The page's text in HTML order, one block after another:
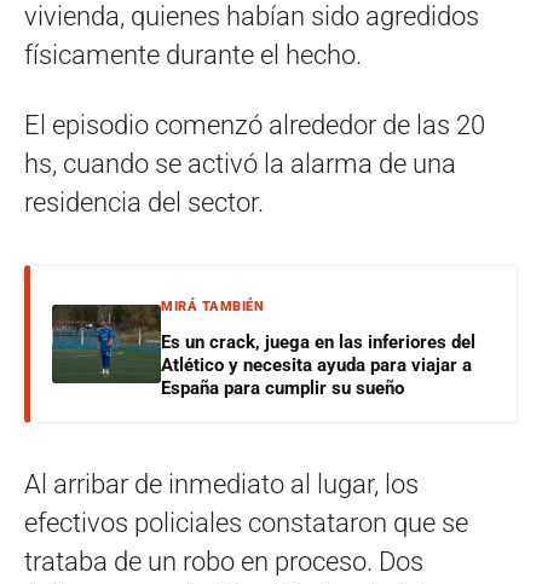
vivienda, quienes habían sido agredidos
físicamente durante el hecho.
El episodio comenzó alrededor de las 20
hs, cuando se activó la alarma de una
residencia del sector.
MIRÁ TAMBIÉN
Es un crack, juega en las inferiores del
Atlético y necesita ayuda para viajar a
España para cumplir su sueño
Al arribar de inmediato al lugar, los
efectivos policiales constataron que se
trataba de un robo en proceso. Dos